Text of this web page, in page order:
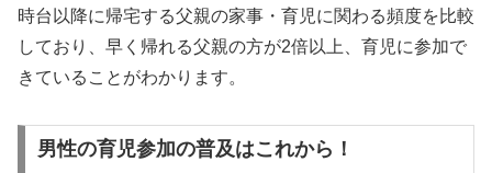
時台以降に帰宅する父親の家事・育児に関わる頻度を比較
しており、早く帰れる父親の方が2倍以上、育児に参加で
きていることがわかります。
男性の育児参加の普及はこれから！